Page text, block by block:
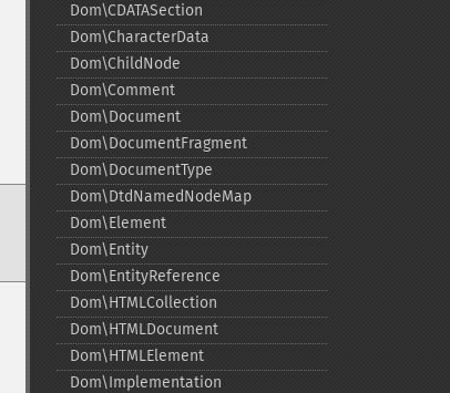
Dom\CDATASection
Dom\CharacterData
Dom\ChildNode
Dom\Comment
Dom\Document
Dom\DocumentFragment
Dom\DocumentType
Dom\DtdNamedNodeMap
Dom\Element
Dom\Entity
Dom\EntityReference
Dom\HTMLCollection
Dom\HTMLDocument
Dom\HTMLElement
Dom\Implementation